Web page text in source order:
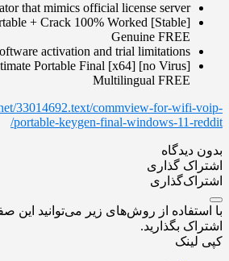
that mimics official license server
+ Crack 100% Worked [Stable]
Genuine FREE
activation and trial limitations
Portable Final [x64] [no Virus]
Multilingual FREE
33014692.text/commview-for-wifi-voip-
portable-keygen-final-windows-11-reddit/
بدون دیدگاه
اشتراک گذاری
اشتراک‌گذاری
با استفاده از روش‌های زیر می‌توانید این
اشتراک بگذارید.
کپی لینک